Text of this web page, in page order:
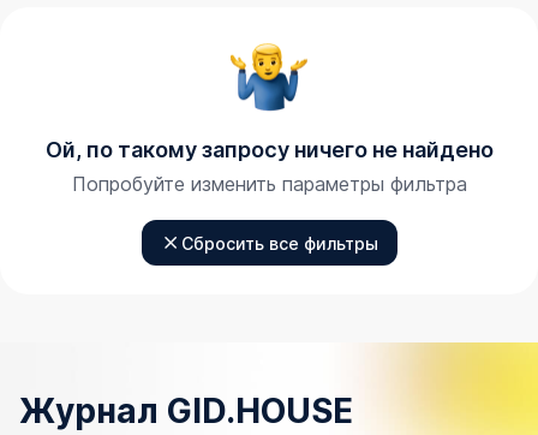
Ой, по такому запросу ничего не найдено
Попробуйте изменить параметры фильтра
Сбросить все фильтры
Журнал GID.HOUSE